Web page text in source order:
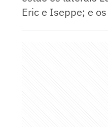
Eric e Iseppe; e